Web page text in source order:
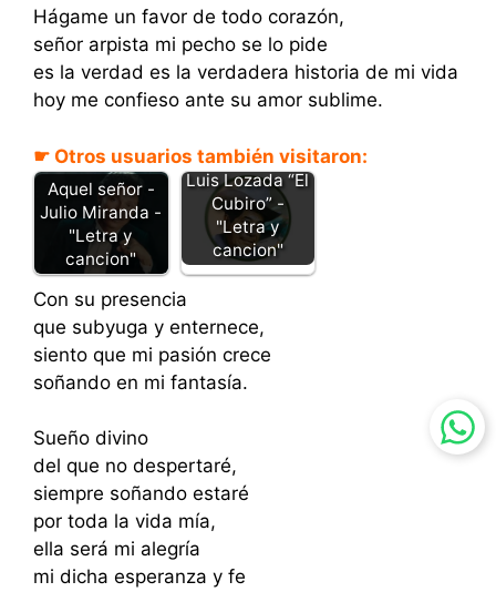
Hágame un favor de todo corazón,
señor arpista mi pecho se lo pide
es la verdad es la verdadera historia de mi vida
hoy me confieso ante su amor sublime.
☛ Otros usuarios también visitaron:
Aquel señor -
Julio Miranda -
"Letra y
cancion"
Garza morena –
Luis Lozada “El
Cubiro” -
"Letra y
cancion"
Con su presencia
que subyuga y enternece,
siento que mi pasión crece
soñando en mi fantasía.
Sueño divino
del que no despertaré,
siempre soñando estaré
por toda la vida mía,
ella será mi alegría
mi dicha esperanza y fe